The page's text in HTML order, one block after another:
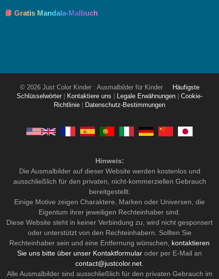
📘 Gratis Mandala-Malbuch
© 2026 Just Color Kinder : Ausmalbilder für Kinder
Häufigste
Schlüsselwörter
Kontaktiere uns Legale Erwähnungen
Cookie-
Richtlinie
Datenschutz-Bestimmungen
Hinweis:
Die Ausmalbilder auf dieser Website werden kostenlos und
ausschließlich für den privaten, nicht-kommerziellen Gebrauch
bereitgestellt.
Einige Motive zeigen Charaktere, Marken oder Universen, die
Eigentum ihrer jeweiligen Rechteinhaber sind.
Diese Website steht in keiner Verbindung zu, wird nicht gesponsert
oder unterstützt von den Rechteinhabern. Sollten Sie
Rechteinhaber sein und eine Entfernung wünschen, kontaktieren
Sie uns bitte über unser Kontaktformular oder per E-Mail an
contact@justcolor.net
Alle Ausmalbilder sind ausschließlich für den privaten Gebrauch im